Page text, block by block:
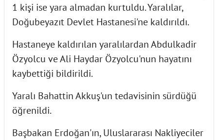
1 kişi ise yara almadan kurtuldu. Yaralılar,
Doğubeyazıt Devlet Hastanesi'ne kaldırıldı.
Hastaneye kaldırılan yaralılardan Abdulkadir
Özyolcu ve Ali Haydar Özyolcu'nun hayatını
kaybettiği bildirildi.
Yaralı Bahattin Akkuş'un tedavisinin sürdüğü
öğrenildi.
Başbakan Erdoğan'ın, Uluslararası Nakliyeciler